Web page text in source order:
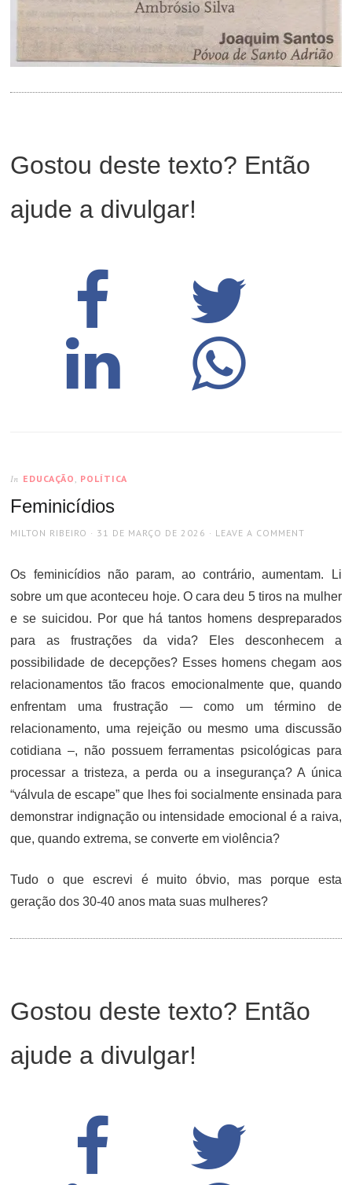
Gostou deste texto? Então
ajude a divulgar!
In EDUCAÇÃO , POLÍTICA
Feminicídios
AUTHOR
MILTON RIBEIRO
POSTED
31 DE MARÇO DE 2026 LEAVE A COMMENT
Os feminicídios não param, ao contrário, aumentam. Li
sobre um que aconteceu hoje. O cara deu 5 tiros na mulher
e se suicidou. Por que há tantos homens despreparados
para as frustrações da vida? Eles desconhecem a
possibilidade de decepções? Esses homens chegam aos
relacionamentos tão fracos emocionalmente que, quando
enfrentam uma frustração — como um término de
relacionamento, uma rejeição ou mesmo uma discussão
cotidiana –, não possuem ferramentas psicológicas para
processar a tristeza, a perda ou a insegurança? A única
“válvula de escape” que lhes foi socialmente ensinada para
demonstrar indignação ou intensidade emocional é a raiva,
que, quando extrema, se converte em violência?
Tudo o que escrevi é muito óbvio, mas porque esta
geração dos 30-40 anos mata suas mulheres?
Gostou deste texto? Então
ajude a divulgar!